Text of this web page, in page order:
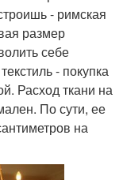
- римская
размер
себе
- покупка
Расход ткани на
По сути, ее
на